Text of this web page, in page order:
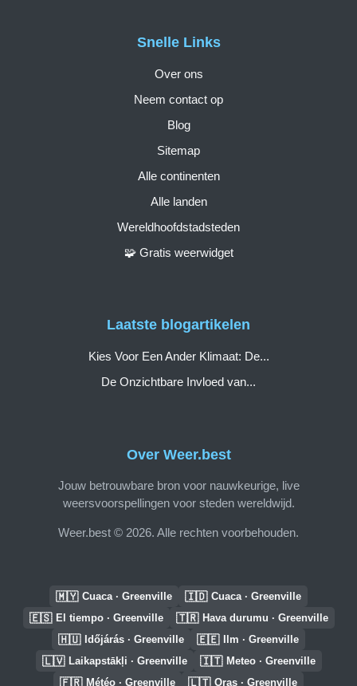
Over Weer.best
Jouw betrouwbare bron voor nauwkeurige, live
weersvoorspellingen voor steden wereldwijd.
Weer.best © 2026. Alle rechten voorbehouden.
Snelle Links
Over ons
Neem contact op
Blog
Sitemap
Alle continenten
Alle landen
Wereldhoofdstadsteden
🧩 Gratis weerwidget
Laatste blogartikelen
Kies Voor Een Ander Klimaat: De...
De Onzichtbare Invloed van...
🇲🇾 Cuaca · Greenville 🇮🇩 Cuaca · Greenville
🇪🇸 El tiempo · Greenville 🇹🇷 Hava durumu · Greenville
🇭🇺 Időjárás · Greenville 🇪🇪 Ilm · Greenville
🇱🇻 Laikapstākļi · Greenville 🇮🇹 Meteo · Greenville
🇫🇷 Météo · Greenville 🇱🇹 Oras · Greenville